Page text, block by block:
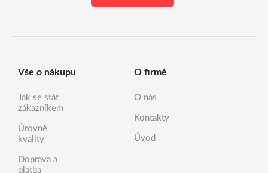
Vše o nákupu
Jak se stát
zákazníkem
Úrovně
kvality
Doprava a
platba
O firmě
O nás
Kontakty
Úvod